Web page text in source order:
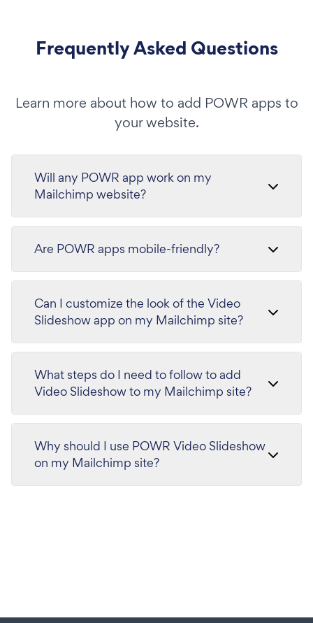
Frequently Asked Questions
Learn more about how to add POWR apps to
your website.
Will any POWR app work on my
Mailchimp website?
Are POWR apps mobile-friendly?
Can I customize the look of the Video
Slideshow app on my Mailchimp site?
What steps do I need to follow to add
Video Slideshow to my Mailchimp site?
Why should I use POWR Video Slideshow
on my Mailchimp site?